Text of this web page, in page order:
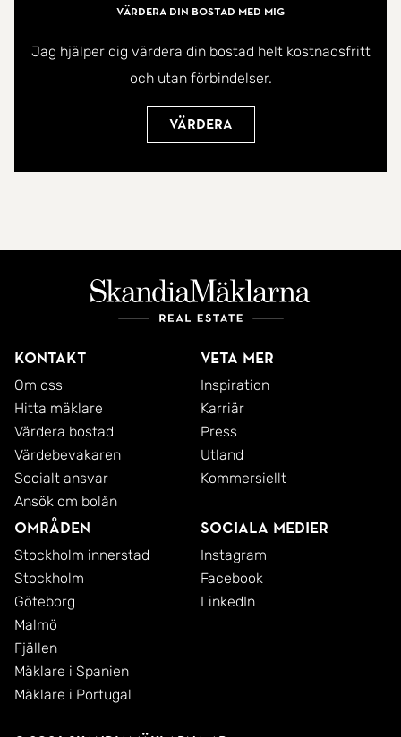
Värdera din bostad med mig
Jag hjälper dig värdera din bostad helt kostnadsfritt
och utan förbindelser.
Värdera
Kontakt
Om oss
Hitta mäklare
Värdera bostad
Värdebevakaren
Socialt ansvar
Ansök om bolån
Veta mer
Inspiration
Karriär
Press
Utland
Kommersiellt
Områden
Stockholm innerstad
Stockholm
Göteborg
Malmö
Fjällen
Mäklare i Spanien
Mäklare i Portugal
Sociala medier
Instagram
Facebook
LinkedIn